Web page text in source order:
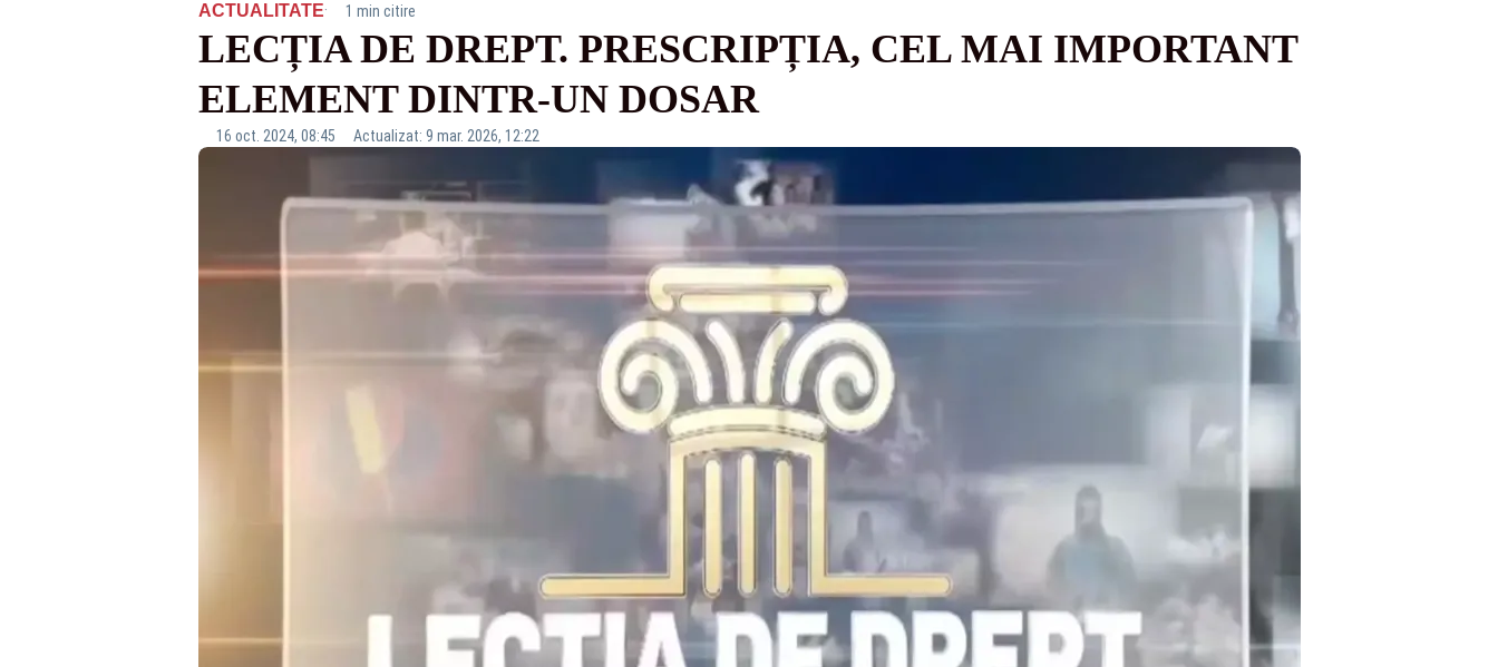
ACTUALITATE· 1 min citire
LECȚIA DE DREPT. PRESCRIPȚIA, CEL MAI IMPORTANT
ELEMENT DINTR-UN DOSAR
16 oct. 2024, 08:45 Actualizat: 9 mar. 2026, 12:22